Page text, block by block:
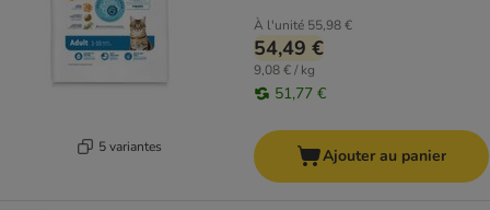
5 variantes
À l'unité 55,98 €
54,49 €
9,08 € / kg
51,77 €
Ajouter au panier